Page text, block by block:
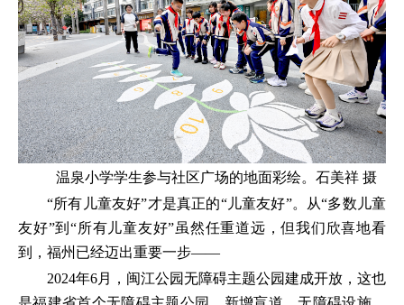
温泉小学学生参与社区广场的地面彩绘。石美祥 摄
“所有儿童友好”才是真正的“儿童友好”。从“多数儿童
友好”到“所有儿童友好”虽然任重道远，但我们欣喜地看
到，福州已经迈出重要一步——
2024年6月，闽江公园无障碍主题公园建成开放，这也